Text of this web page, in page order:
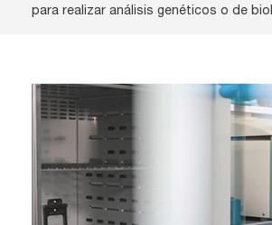
para realizar análisis genéticos o de